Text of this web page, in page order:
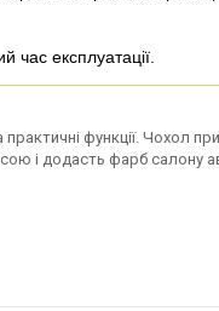
час експлуатації.
функції. Чохол
і додасть фарб салону